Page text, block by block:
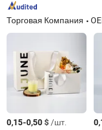
овощи//замороженные
аксессуары
косметический пакет с
застежкой,
Торговая Компания
0,15-0,50$/шт.